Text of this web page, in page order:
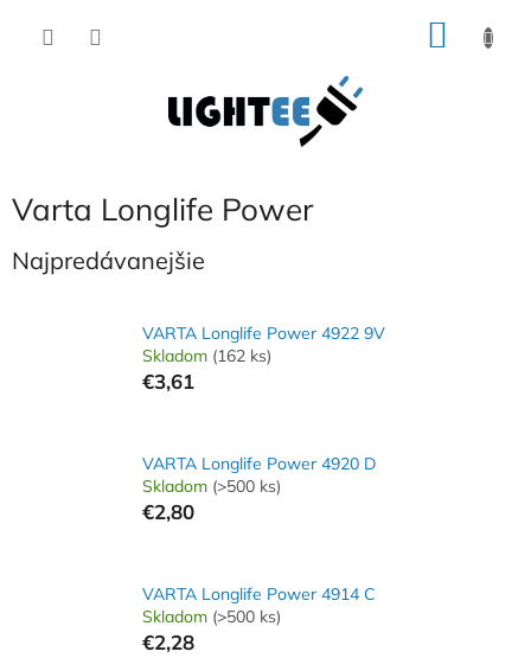
Varta Longlife Power
Najpredávanejšie
VARTA Longlife Power 4922 9V
Skladom (162 ks)
€3,61
VARTA Longlife Power 4920 D
Skladom (>500 ks)
€2,80
VARTA Longlife Power 4914 C
Skladom (>500 ks)
€2,28